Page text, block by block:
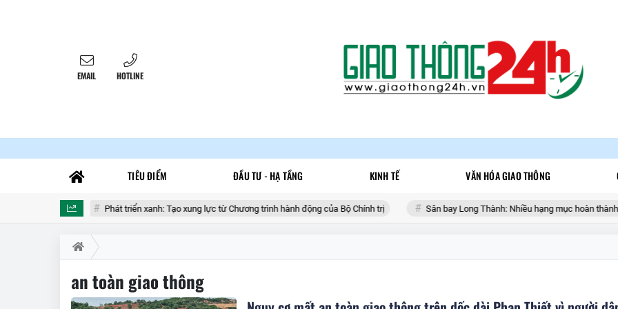
EMAIL HOTLINE
TIÊU ĐIỂM ĐẦU TƯ - HẠ TẦNG KINH TẾ VĂN HÓA GIAO THÔNG
Phát triển xanh: Tạo xung lực từ Chương trình hành động của Bộ Chính trị Sân bay Long Thành: Nhiều hạng mục hoàn thành
an toàn giao thông